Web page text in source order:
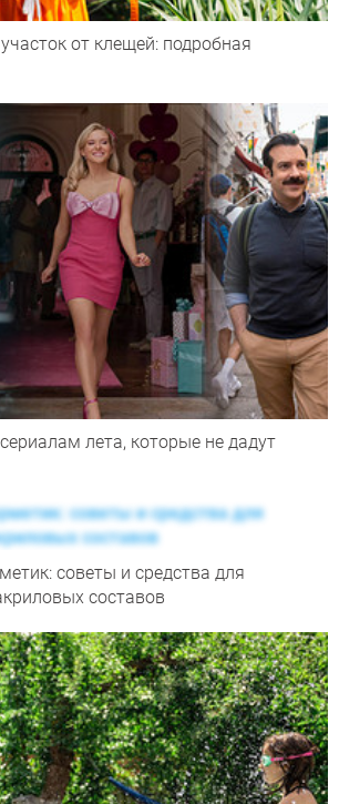
от клещей: подробная
лета, которые не дадут
советы и средства для
составов